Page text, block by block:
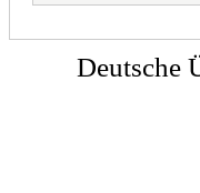
Deutsche